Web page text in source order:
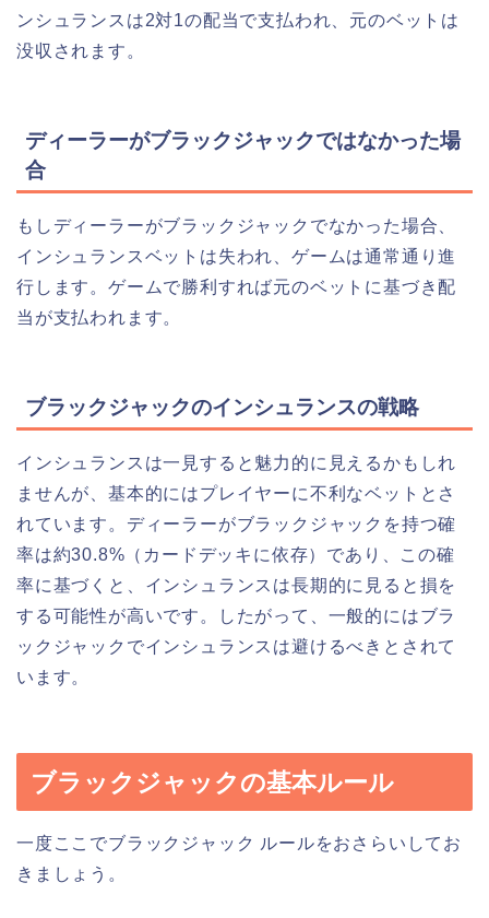
ンシュランスは2対1の配当で支払われ、元のベットは
没収されます。
ディーラーがブラックジャックではなかった場
合
もしディーラーがブラックジャックでなかった場合、
インシュランスベットは失われ、ゲームは通常通り進
行します。ゲームで勝利すれば元のベットに基づき配
当が支払われます。
ブラックジャックのインシュランスの戦略
インシュランスは一見すると魅力的に見えるかもしれ
ませんが、基本的にはプレイヤーに不利なベットとさ
れています。ディーラーがブラックジャックを持つ確
率は約30.8%（カードデッキに依存）であり、この確
率に基づくと、インシュランスは長期的に見ると損を
する可能性が高いです。したがって、一般的にはブラ
ックジャックでインシュランスは避けるべきとされて
います。
ブラックジャックの基本ルール
一度ここでブラックジャック ルールをおさらいしてお
きましょう。